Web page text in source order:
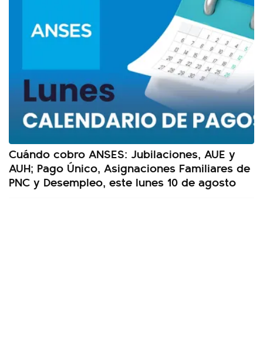
Cuándo cobro ANSES: Jubilaciones, AUE y
AUH; Pago Único, Asignaciones Familiares de
PNC y Desempleo, este lunes 10 de agosto